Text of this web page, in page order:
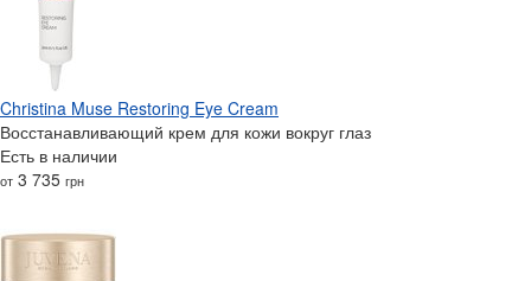
Christina Muse Restoring Eye Cream
Восстанавливающий крем для кожи вокруг глаз
Есть в наличии
от 3 735 грн